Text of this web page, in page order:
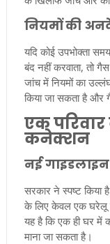
नियमों की
यदि कोई उपभोक्ता
बंद नहीं करवाता, तो
जांच में नियमों का
किया जा सकता है और
एक
कनेक्शन
नई
सरकार ने स्पष्ट किया
के लिए केवल एक घरेलू
यह है कि एक ही घर
माना जा सकता है।